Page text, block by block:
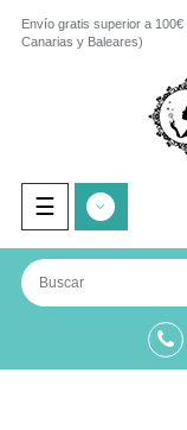
Envío gratis superior a
Canarias y Baleares)
Navegación
de
palanca
☰